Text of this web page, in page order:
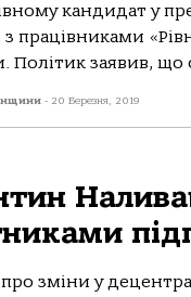
кандидат у
з працівниками
Політик заявив, що
- 20 Березня, 2019
зміни у